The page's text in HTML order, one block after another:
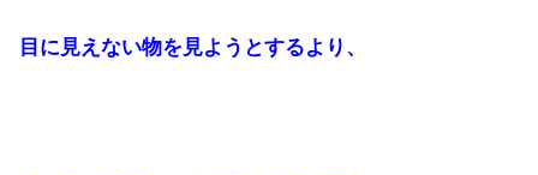
目に見えない物を見ようとするより、